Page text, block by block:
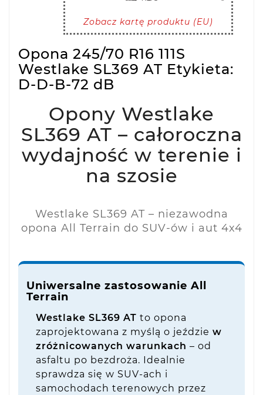
Zobacz kartę produktu (EU)
Opona 245/70 R16 111S
Westlake SL369 AT Etykieta:
D-D-B-72 dB
Opony Westlake
SL369 AT – całoroczna
wydajność w terenie i
na szosie
Westlake SL369 AT – niezawodna
opona All Terrain do SUV-ów i aut 4x4
Uniwersalne zastosowanie All
Terrain
Westlake SL369 AT to opona
zaprojektowana z myślą o jeździe w
zróżnicowanych warunkach – od
asfaltu po bezdroża. Idealnie
sprawdza się w SUV-ach i
samochodach terenowych przez